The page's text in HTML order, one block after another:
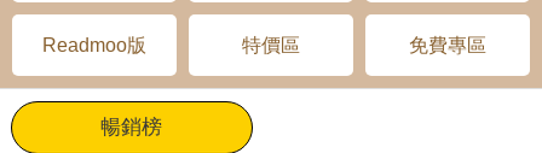
Readmoo版 特價區 免費專區
暢銷榜